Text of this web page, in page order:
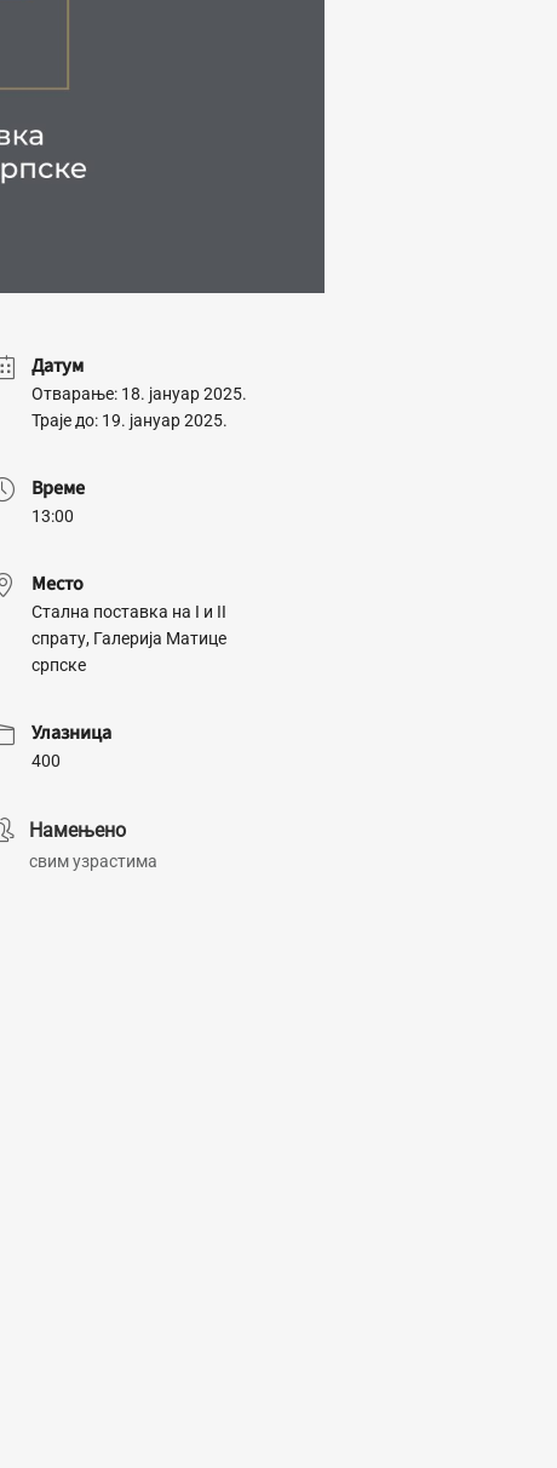
Датум
Отварање: 18. јануар 2025.
Траје до: 19. јануар 2025.
Време
13:00
Место
Стална поставка на I и II
спрату, Галерија Матице
српске
Улазница
400
Намењено
свим узрастима